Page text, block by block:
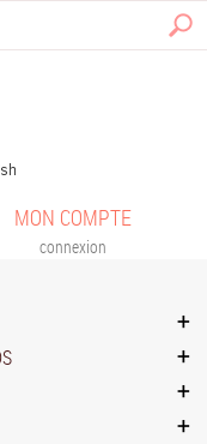
MON COMPTE
connexion